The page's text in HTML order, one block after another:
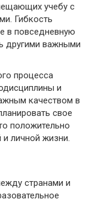
учебу с
Гибкость
в повседневную
другими важными
процесса
и
качеством в
свое
положительно
и личной жизни.
странами и